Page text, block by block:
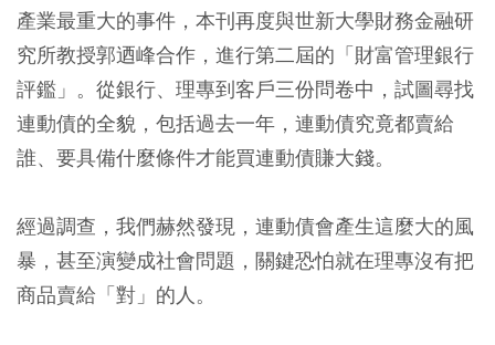
產業最重大的事件，本刊再度與世新大學財務金融研
究所教授郭迺峰合作，進行第二屆的「財富管理銀行
評鑑」。從銀行、理專到客戶三份問卷中，試圖尋找
連動債的全貌，包括過去一年，連動債究竟都賣給
誰、要具備什麼條件才能買連動債賺大錢。
經過調查，我們赫然發現，連動債會產生這麼大的風
暴，甚至演變成社會問題，關鍵恐怕就在理專沒有把
商品賣給「對」的人。